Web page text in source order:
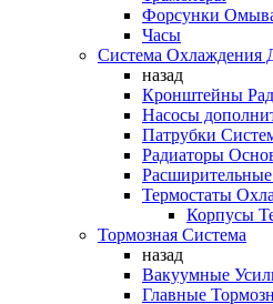
Форсунки
Часы
Система Охлаждения
назад
Кронштейны
Насосы
Патрубки
Радиаторы
Термостаты
Корпусы
Тормозная Система
назад
Вакуумные
Главные